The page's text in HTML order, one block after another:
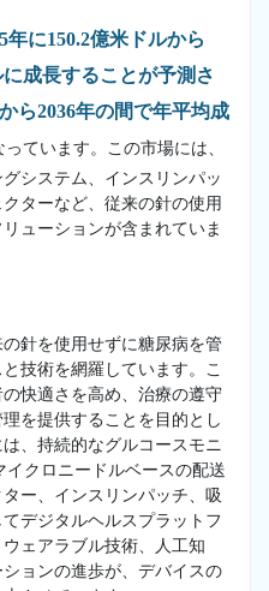
年に150.2億米ドルから
成長することが予測さ
ら2036年の間で年平均成
っています。この市場には、
システム、インスリンパッ
ターなど、従来の針の使用
ューションが含まれていま
針を使用せずに糖尿病を管
技術を網羅しています。こ
快適さを高め、治療の遵守
を提供することを目的とし
、持続的なグルコースモニ
イクロニードルベースの配送
ー、インスリンパッチ、吸
デジタルヘルスプラットフ
ェアラブル技術、人工知
ョンの進歩が、デバイスの